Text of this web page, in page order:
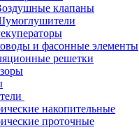
клапаны
и фасонные элементы
решетки
накопительные
проточные